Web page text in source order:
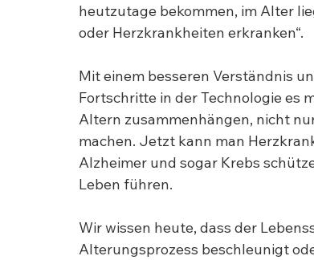
heutzutage bekommen, im Alter
oder Herzkrankheiten erkranken“.
Mit einem besseren Verständnis
Fortschritte in der Technologie es
Altern zusammenhängen, nicht
machen. Jetzt kann man
Alzheimer und sogar Krebs
Leben führen.
Wir wissen heute, dass der
Alterungsprozess beschleunigt